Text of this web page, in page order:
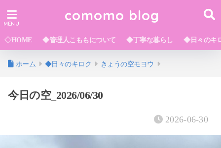
comomo blog
◇HOME ◆管理人こももについて ◆丁寧な暮らし ◆日々のキ
ホーム ◆日々のキロク きょうの空モヨウ
今日の空_2026/06/30
2026-06-30